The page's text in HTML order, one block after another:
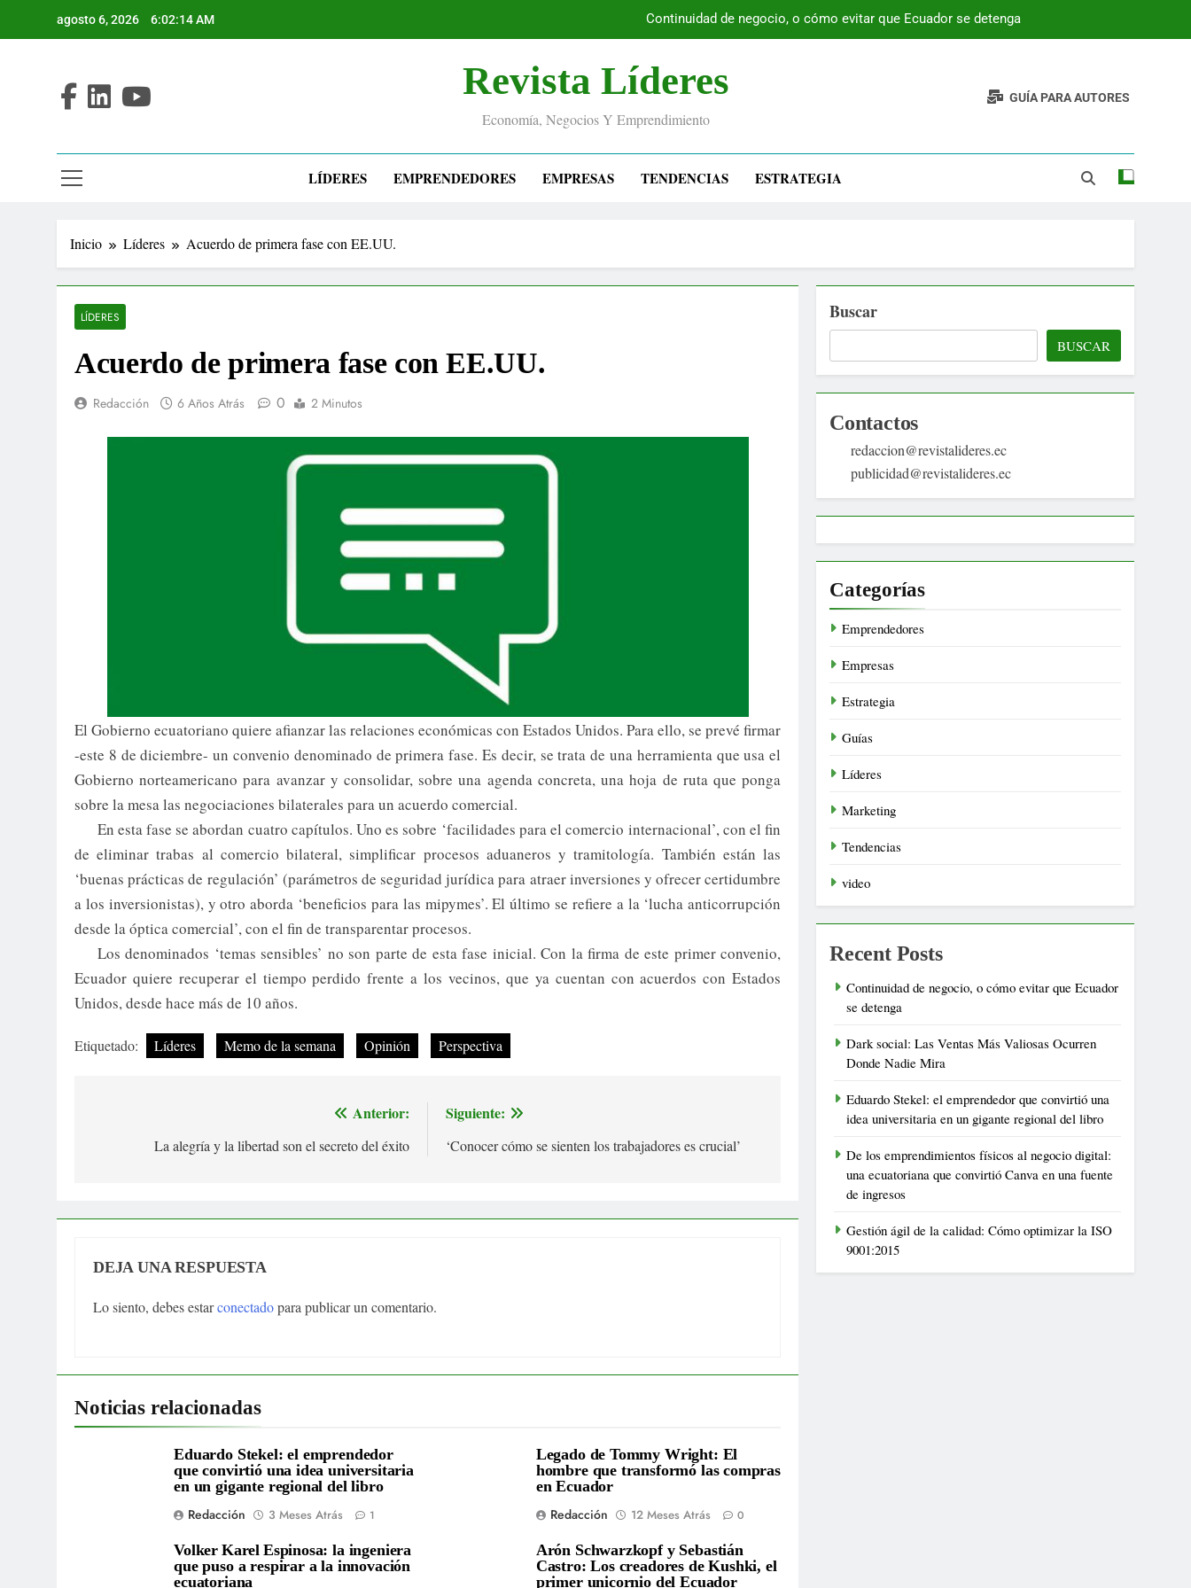
agosto 6, 2026 6:02:15 AM Continuidad de negocio, o cómo evitar que Ecuador se detenga
Revista Líderes
Economía, Negocios Y Emprendimiento
GUÍA PARA AUTORES
LÍDERES EMPRENDEDORES EMPRESAS TENDENCIAS ESTRATEGIA
Inicio Líderes Acuerdo de primera fase con EE.UU.
LÍDERES
Acuerdo de primera fase con EE.UU.
Redacción 6 Años Atrás 0 2 Minutos
El Gobierno ecuatoriano quiere afianzar las relaciones económicas con Estados Unidos. Para ello, se prevé firmar
-este 8 de diciembre- un convenio denominado de primera fase. Es decir, se trata de una herramienta que usa el
Gobierno norteamericano para avanzar y consolidar, sobre una agenda concreta, una hoja de ruta que ponga
sobre la mesa las negociaciones bilaterales para un acuerdo comercial.
En esta fase se abordan cuatro capítulos. Uno es sobre ‘facilidades para el comercio internacional’, con el fin
de eliminar trabas al comercio bilateral, simplificar procesos aduaneros y tramitología. También están las
‘buenas prácticas de regulación’ (parámetros de seguridad jurídica para atraer inversiones y ofrecer certidumbre
a los inversionistas), y otro aborda ‘beneficios para las mipymes’. El último se refiere a la ‘lucha anticorrupción
desde la óptica comercial’, con el fin de transparentar procesos.
Los denominados ‘temas sensibles’ no son parte de esta fase inicial. Con la firma de este primer convenio,
Ecuador quiere recuperar el tiempo perdido frente a los vecinos, que ya cuentan con acuerdos con Estados
Unidos, desde hace más de 10 años.
Etiquetado: Líderes Memo de la semana Opinión Perspectiva
Anterior:
La alegría y la libertad son el secreto del éxito
Siguiente:
‘Conocer cómo se sienten los trabajadores es crucial’
DEJA UNA RESPUESTA
Lo siento, debes estarconectadopara publicar un comentario.
Noticias relacionadas
Eduardo Stekel: el emprendedor
que convirtió una idea universitaria
en un gigante regional del libro
Redacción
3 Meses Atrás 1
Legado de Tommy Wright: El
hombre que transformó las compras
en Ecuador
Redacción
12 Meses Atrás 0
Volker Karel Espinosa: la ingeniera
que puso a respirar a la innovación
ecuatoriana
Arón Schwarzkopf y Sebastián
Castro: Los creadores de Kushki, el
primer unicornio del Ecuador
Buscar
BUSCAR
Contactos
redaccion@revistalideres.ec
publicidad@revistalideres.ec
Categorías
Emprendedores
Empresas
Estrategia
Guías
Líderes
Marketing
Tendencias
video
Recent Posts
Continuidad de negocio, o cómo evitar que Ecuador
se detenga
Dark social: Las Ventas Más Valiosas Ocurren
Donde Nadie Mira
Eduardo Stekel: el emprendedor que convirtió una
idea universitaria en un gigante regional del libro
De los emprendimientos físicos al negocio digital:
una ecuatoriana que convirtió Canva en una fuente
de ingresos
Gestión ágil de la calidad: Cómo optimizar la ISO
9001:2015